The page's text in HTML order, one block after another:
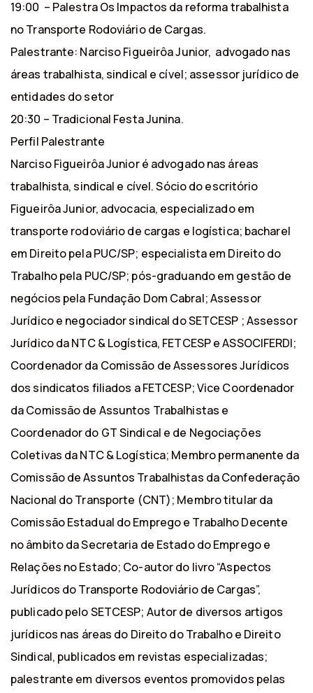
19:00 – Palestra Os Impactos da reforma trabalhista
no Transporte Rodoviário de Cargas.
Palestrante: Narciso Figueirôa Junior, advogado nas
áreas trabalhista, sindical e cível; assessor jurídico de
entidades do setor
20:30 – Tradicional Festa Junina.
Perfil Palestrante
Narciso Figueirôa Junior é advogado nas áreas
trabalhista, sindical e cível. Sócio do escritório
Figueirôa Junior, advocacia, especializado em
transporte rodoviário de cargas e logística; bacharel
em Direito pela PUC/SP; especialista em Direito do
Trabalho pela PUC/SP; pós-graduando em gestão de
negócios pela Fundação Dom Cabral; Assessor
Jurídico e negociador sindical do SETCESP ; Assessor
Jurídico da NTC & Logística, FETCESP e ASSOCIFERDI;
Coordenador da Comissão de Assessores Jurídicos
dos sindicatos filiados a FETCESP; Vice Coordenador
da Comissão de Assuntos Trabalhistas e
Coordenador do GT Sindical e de Negociações
Coletivas da NTC & Logística; Membro permanente da
Comissão de Assuntos Trabalhistas da Confederação
Nacional do Transporte (CNT); Membro titular da
Comissão Estadual do Emprego e Trabalho Decente
no âmbito da Secretaria de Estado do Emprego e
Relações no Estado; Co-autor do livro “Aspectos
Jurídicos do Transporte Rodoviário de Cargas”,
publicado pelo SETCESP; Autor de diversos artigos
jurídicos nas áreas do Direito do Trabalho e Direito
Sindical, publicados em revistas especializadas;
palestrante em diversos eventos promovidos pelas